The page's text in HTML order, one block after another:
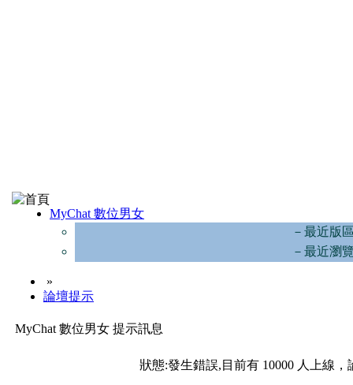
MyChat 數位男女
－最近版
－最近瀏
»
論壇提示
MyChat 數位男女 提示訊息
狀態:發生錯誤,目前有 10000 人上線